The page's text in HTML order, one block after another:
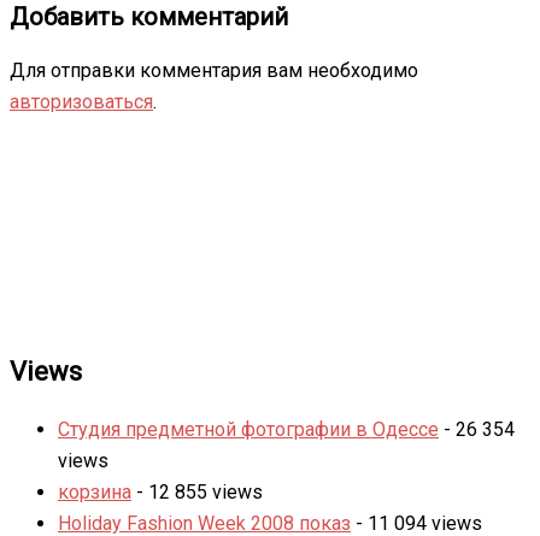
Добавить комментарий
Для отправки комментария вам необходимо
авторизоваться.
Views
Студия предметной фотографии в Одессе - 26 354
views
корзина - 12 855 views
Holiday Fashion Week 2008 показ - 11 094 views